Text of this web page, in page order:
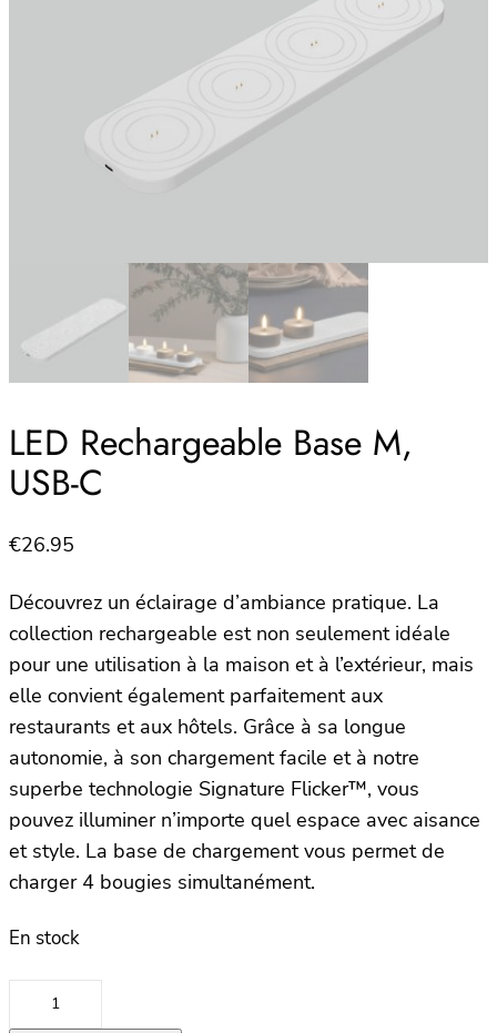
LED Rechargeable Base M,
USB-C
€26.95
Découvrez un éclairage d’ambiance pratique. La
collection rechargeable est non seulement idéale
pour une utilisation à la maison et à l’extérieur, mais
elle convient également parfaitement aux
restaurants et aux hôtels. Grâce à sa longue
autonomie, à son chargement facile et à notre
superbe technologie Signature Flicker™, vous
pouvez illuminer n’importe quel espace avec aisance
et style. La base de chargement vous permet de
charger 4 bougies simultanément.
En stock
quantité